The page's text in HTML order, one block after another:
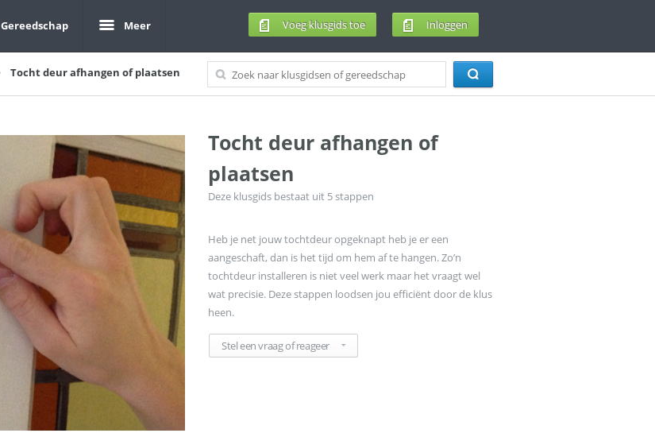
Gereedschap Meer Inloggen
Voeg klusgids toe
Tocht deur afhangen of plaatsen
Tocht deur afhangen of
plaatsen
Deze klusgids bestaat uit 5stappen
Heb je net jouw tochtdeur opgeknapt heb je er een
aangeschaft, dan is het tijd om hem af te hangen. Zo’n
tochtdeur installeren is niet veel werk maar het vraagt wel
wat precisie. Deze stappen loodsen jou efficiënt door de klus
heen.
Stel een vraag of reageer